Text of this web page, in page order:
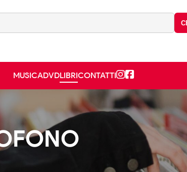
MUSICADVDLIBRICONTATTI